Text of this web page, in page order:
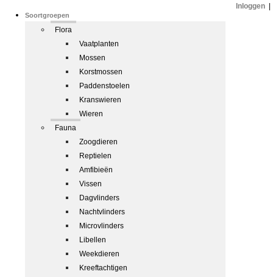
Soortgroepen
Flora
Vaatplanten
Mossen
Korstmossen
Paddenstoelen
Kranswieren
Wieren
Fauna
Zoogdieren
Reptielen
Amfibieën
Vissen
Dagvlinders
Nachtvlinders
Microvlinders
Libellen
Weekdieren
Kreeftachtigen
Inloggen